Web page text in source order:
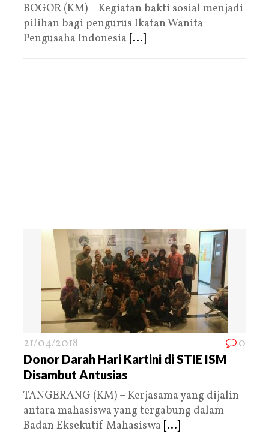
BOGOR (KM) – Kegiatan bakti sosial menjadi
pilihan bagi pengurus Ikatan Wanita
Pengusaha Indonesia [...]
21/04/2018 0
Donor Darah Hari Kartini di STIE ISM
Disambut Antusias
TANGERANG (KM) – Kerjasama yang dijalin
antara mahasiswa yang tergabung dalam
Badan Eksekutif Mahasiswa [...]